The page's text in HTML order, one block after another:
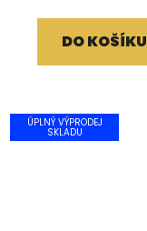
DO KOŠÍKU
ÚPLNÝ VÝPRODEJ
SKLADU